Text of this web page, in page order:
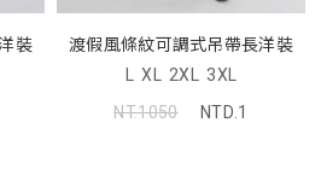
裝
渡假風條紋可調式吊帶長洋裝
L XL 2XL 3XL
NT.1050
NTD.1